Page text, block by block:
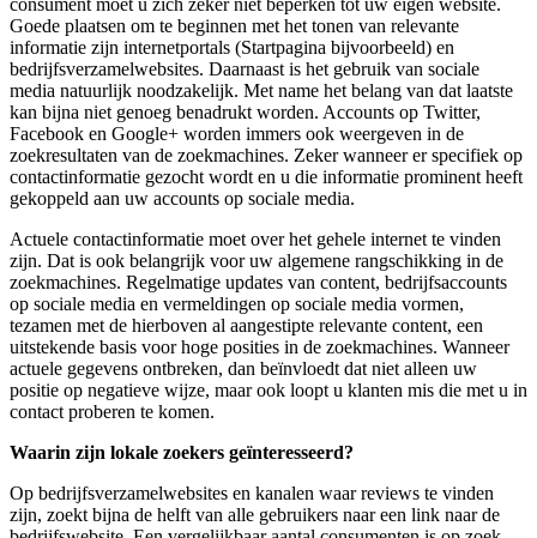
Goede plaatsen om te beginnen met het tonen van relevante
informatie zijn internetportals (Startpagina bijvoorbeeld) en
bedrijfsverzamelwebsites. Daarnaast is het gebruik van sociale
media natuurlijk noodzakelijk. Met name het belang van dat laatste
kan bijna niet genoeg benadrukt worden. Accounts op Twitter,
Facebook en Google+ worden immers ook weergeven in de
zoekresultaten van de zoekmachines. Zeker wanneer er specifiek op
contactinformatie gezocht wordt en u die informatie prominent heeft
gekoppeld aan uw accounts op sociale media.
Actuele contactinformatie moet over het gehele internet te vinden
zijn. Dat is ook belangrijk voor uw algemene rangschikking in de
zoekmachines. Regelmatige updates van content, bedrijfsaccounts
op sociale media en vermeldingen op sociale media vormen,
tezamen met de hierboven al aangestipte relevante content, een
uitstekende basis voor hoge posities in de zoekmachines. Wanneer
actuele gegevens ontbreken, dan beïnvloedt dat niet alleen uw
positie op negatieve wijze, maar ook loopt u klanten mis die met u in
contact proberen te komen.
Waarin zijn lokale zoekers geïnteresseerd?
Op bedrijfsverzamelwebsites en kanalen waar reviews te vinden
zijn, zoekt bijna de helft van alle gebruikers naar een link naar de